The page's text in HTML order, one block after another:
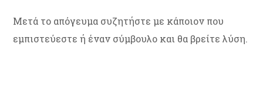
Μετά το απόγευμα συζητήστε με κάποιον που
εμπιστεύεστε ή έναν σύμβουλο και θα βρείτε λύση.